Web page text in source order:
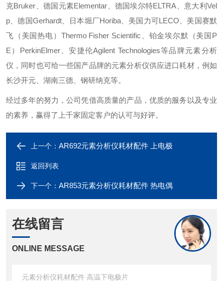
克Bruker、德国元素Elementar、德国埃尔特ELTRA、意大利Vel
p、德国Gerhardt、日本堀厂Horiba、美国力可LECO、美国赛默
飞（美国热电）Thermo Fisher Scientific、铂金埃尔默（美国P
E）PerkinElmer、安捷伦Agilent Technologies等品牌元素分析
仪，同时也可给一些国产品牌的元素分析仪供应进口耗材，例如
长沙开元、湖南三德、钢研纳克等。
经过多年的努力，公司凭借高质量的产品，优质的服务以及专业
的素养，赢得了上千家固定客户的认可与好评。
上一个： AR692元素分析仪耗材配件 上电极
返回列表
下一个： AR853元素分析仪耗材配件 热电偶
在线留言
ONLINE MESSAGE